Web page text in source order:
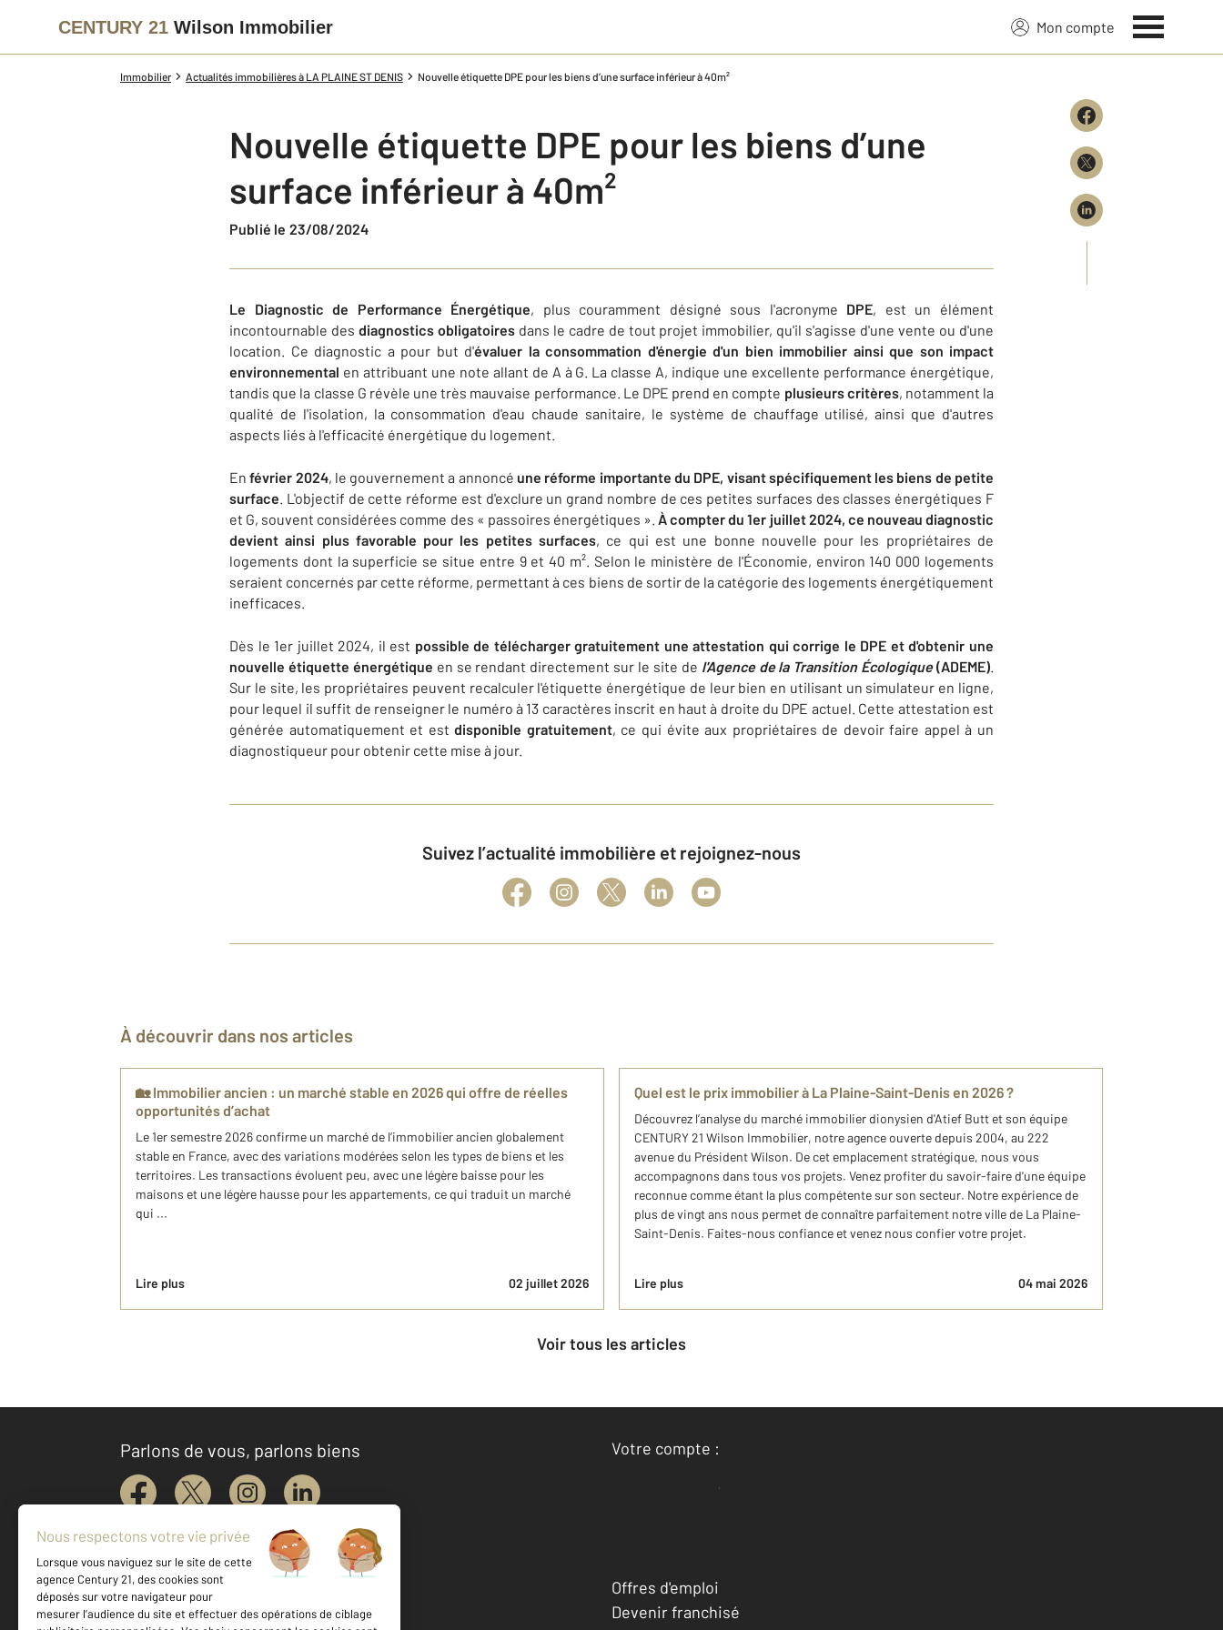
CENTURY 21 Wilson Immobilier Mon compte
Immobilier Actualités immobilières à LA PLAINE ST DENIS Nouvelle étiquette DPE pour les biens d’une surface inférieur à 40m²
Nouvelle étiquette DPE pour les biens d’une
surface inférieur à 40m²
Publié le 23/08/2024
Le Diagnostic de Performance Énergétique, plus couramment désigné sous l'acronyme DPE, est un élément
incontournable des diagnostics obligatoiresdans le cadre de tout projet immobilier, qu'il s'agisse d'une vente ou d'une
location. Ce diagnostic a pour but d'évaluer la consommation d'énergie d'un bien immobilier ainsi que son impact
environnemental en attribuant une note allant de A à G. La classe A, indique une excellente performance énergétique,
tandis que la classe G révèle une très mauvaise performance. Le DPE prend en compte plusieurs critères, notamment la
qualité de l'isolation, la consommation d'eau chaude sanitaire, le système de chauffage utilisé, ainsi que d'autres
aspects liés à l'efficacité énergétique du logement.
Enfévrier 2024, le gouvernement a annoncéune réforme importante du DPE, visant spécifiquement les biens de petite
surface. L'objectif de cette réforme est d'exclure un grand nombre de ces petites surfaces des classes énergétiques F
et G, souvent considérées comme des « passoires énergétiques ». À compter du 1er juillet 2024, ce nouveau diagnostic
devient ainsi plus favorable pour les petites surfaces, ce qui est une bonne nouvelle pour les propriétaires de
logements dont la superficie se situe entre 9 et 40 m². Selon le ministère de l'Économie, environ 140 000 logements
seraient concernés par cette réforme, permettant à ces biens de sortir de la catégorie des logements énergétiquement
inefficaces.
Dès le 1er juillet 2024, il est possible de télécharger gratuitement une attestation qui corrige le DPE et d'obtenir une
nouvelle étiquette énergétique en se rendant directement sur le site de l'Agence de la Transition Écologique (ADEME).
Sur le site, les propriétaires peuvent recalculer l'étiquette énergétique de leur bien en utilisant un simulateur en ligne,
pour lequel il suffit de renseigner le numéro à 13 caractères inscrit en haut à droite du DPE actuel. Cette attestation est
générée automatiquement et estdisponible gratuitement, ce qui évite aux propriétaires de devoir faire appel à un
diagnostiqueur pour obtenir cette mise à jour.
Suivez l’actualité immobilière et rejoignez-nous
À découvrir dans nos articles
🏡 Immobilier ancien : un marché stable en 2026 qui offre de réelles
opportunités d’achat
Le 1er semestre 2026 confirme un marché de l’immobilier ancien globalement
stable en France, avec des variations modérées selon les types de biens et les
territoires. Les transactions évoluent peu, avec une légère baisse pour les
maisons et une légère hausse pour les appartements, ce qui traduit un marché
qui ...
Lire plus 02 juillet 2026
Quel est le prix immobilier à La Plaine-Saint-Denis en 2026 ?​
Découvrez l’analyse du marché ​immobilier dionysien d'Atief Butt et son équipe
CENTURY 21 Wilson Immobilier, notre agence ouverte depuis 2004, au 222
avenue du Président Wilson. De cet emplacement stratégique, nous vous
accompagnons dans tous vos projets. Venez profiter du savoir-faire d'une équipe
reconnue comme étant la plus compétente sur son secteur. Notre expérience de
plus de vingt ans nous permet de connaître parfaitement notre ville de La Plaine-
Saint-Denis. Faites-nous confiance et venez nous confier votre projet.
Lire plus 04 mai 2026
Voir tous les articles
Parlons de vous, parlons biens
Votre compte :
Accéder à mon compte
Offres d'emploi
Devenir franchisé